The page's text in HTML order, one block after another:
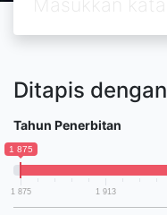
Ditapis dengan
Tahun Penerbitan
1 875
1 875 1 913